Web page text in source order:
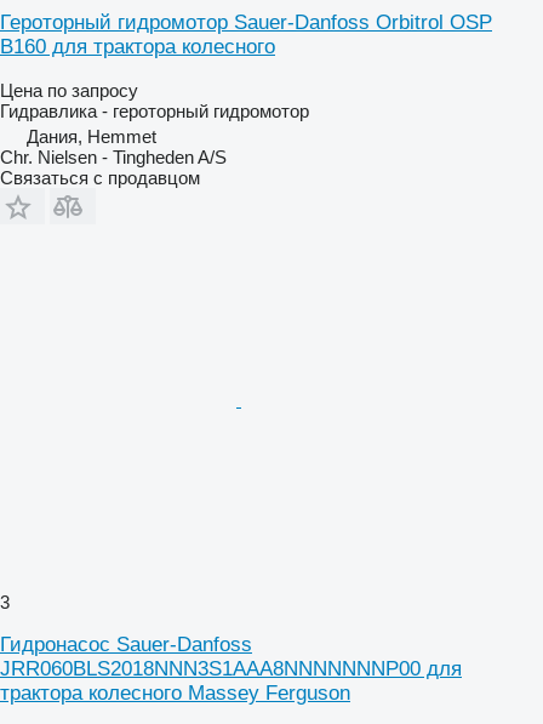
Героторный гидромотор Sauer-Danfoss Orbitrol OSP
B160 для трактора колесного
Цена по запросу
Гидравлика - героторный гидромотор
Дания, Hemmet
Chr. Nielsen - Tingheden A/S
Связаться с продавцом
3
Гидронасос Sauer-Danfoss
JRR060BLS2018NNN3S1AAA8NNNNNNNP00 для
трактора колесного Massey Ferguson